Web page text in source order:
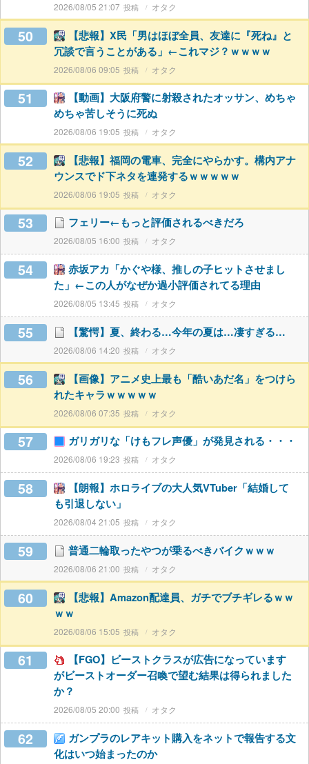
2026/08/05 21:07 オタク
50
【悲報】X民「男はほぼ全員、友達に『死ね』と
冗談で言うことがある」←これマジ？ｗｗｗｗ
2026/08/06 09:05 オタク
51
【動画】大阪府警に射殺されたオッサン、めちゃ
めちゃ苦しそうに死ぬ
2026/08/06 19:05 オタク
52
【悲報】福岡の電車、完全にやらかす。構内アナ
ウンスでド下ネタを連発するｗｗｗｗｗ
2026/08/06 19:05 オタク
53 フェリー←もっと評価されるべきだろ
2026/08/05 16:00 オタク
54
赤坂アカ「かぐや様、推しの子ヒットさせまし
た」←この人がなぜか過小評価されてる理由
2026/08/05 13:45 オタク
55 【驚愕】夏、終わる…今年の夏は…凄すぎる…
2026/08/06 14:20 オタク
56
【画像】アニメ史上最も「酷いあだ名」をつけら
れたキャラｗｗｗｗｗ
2026/08/06 07:35 オタク
57 ガリガリな「けもフレ声優」が発見される・・・
2026/08/06 19:23 オタク
58
【朗報】ホロライブの大人気VTuber「結婚して
も引退しない」
2026/08/04 21:05 オタク
59 普通二輪取ったやつが乗るべきバイクｗｗｗ
2026/08/06 21:00 オタク
60
【悲報】Amazon配達員、ガチでブチギレるｗｗ
ｗｗ
2026/08/06 15:05 オタク
61
【FGO】ビーストクラスが広告になっています
がビーストオーダー召喚で望む結果は得られました
か？
2026/08/05 20:00 オタク
62
ガンプラのレアキット購入をネットで報告する文
化はいつ始まったのか